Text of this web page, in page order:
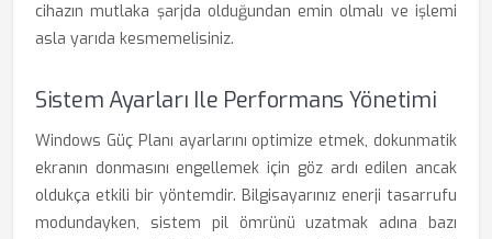
cihazın mutlaka şarjda olduğundan emin olmalı ve işlemi
asla yarıda kesmemelisiniz.
Sistem Ayarları Ile Performans Yönetimi
Windows Güç Planı ayarlarını optimize etmek, dokunmatik
ekranın donmasını engellemek için göz ardı edilen ancak
oldukça etkili bir yöntemdir. Bilgisayarınız enerji tasarrufu
modundayken, sistem pil ömrünü uzatmak adına bazı